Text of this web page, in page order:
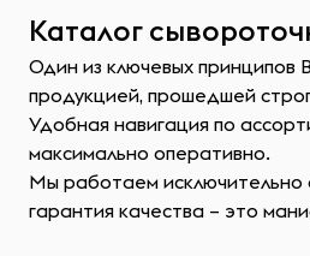
Каталог
Один из ключевых принципов
продукцией, прошедшей
Удобная навигация по
максимально оперативно.
Мы работаем исключительно
гарантия качества – это